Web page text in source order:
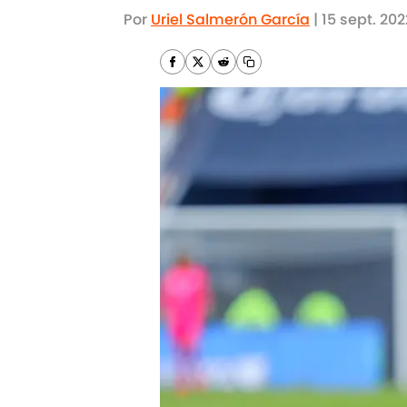
Por Uriel Salmerón García | 15 sept.